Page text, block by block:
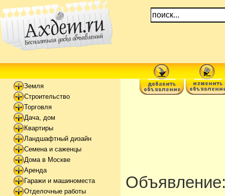
Земля
Строительство
Торговля
Дача, дом
Квартиры
Ландшафтный дизайн
Семена и саженцы
Дома в Москве
Аренда
Гаражи и машиноместа
Отделочные работы